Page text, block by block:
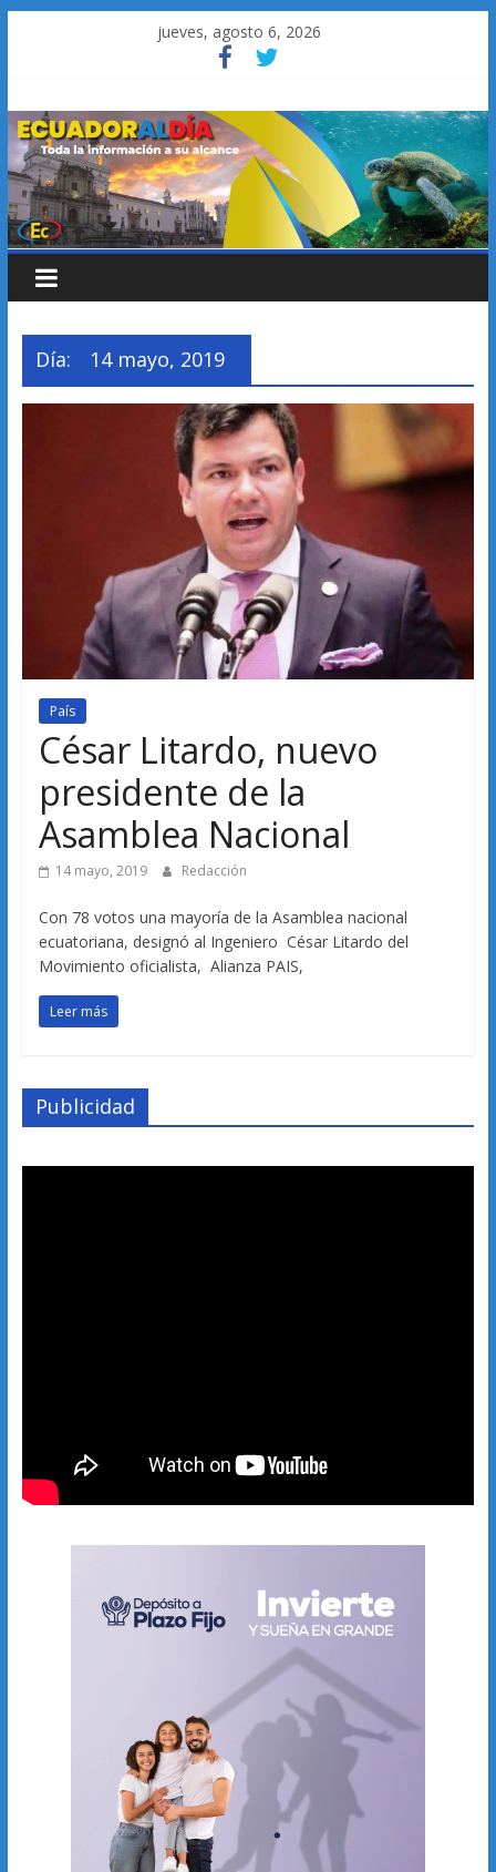
jueves, agosto 6, 2026
Día: 14 mayo, 2019
País
César Litardo, nuevo
presidente de la
Asamblea Nacional
14 mayo, 2019 Redacción
Con 78 votos una mayoría de la Asamblea nacional
ecuatoriana, designó al Ingeniero César Litardo del
Movimiento oficialista, Alianza PAIS,
Leer más
Publicidad